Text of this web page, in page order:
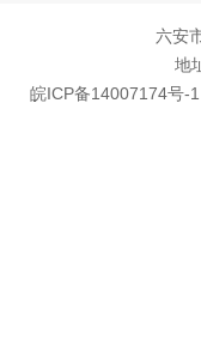
六安
地
皖ICP备14007174号-1